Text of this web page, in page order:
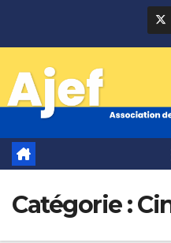
Catégorie :